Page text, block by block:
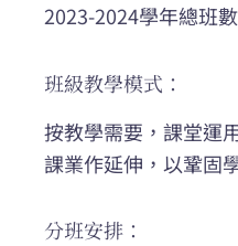
2023-2024學年總班
班級教學模式：
按教學需要，課堂運
課業作延伸，以鞏固
分班安排：